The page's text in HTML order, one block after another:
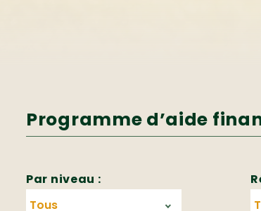
Programme d’aide
Par niveau :